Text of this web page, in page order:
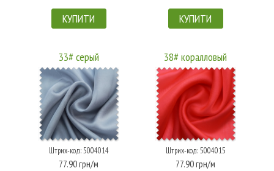
КУПИТИ КУПИТИ
33# серый
Штрих-код: 5004014
77.90 грн/м
38# коралловый
Штрих-код: 5004015
77.90 грн/м